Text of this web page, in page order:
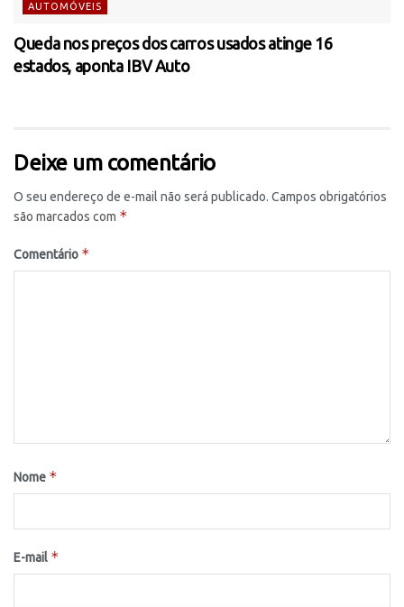
AUTOMÓVEIS
Queda nos preços dos carros usados atinge 16
estados, aponta IBV Auto
Deixe um comentário
O seu endereço de e-mail não será publicado. Campos obrigatórios
são marcados com *
Comentário *
Nome *
E-mail *